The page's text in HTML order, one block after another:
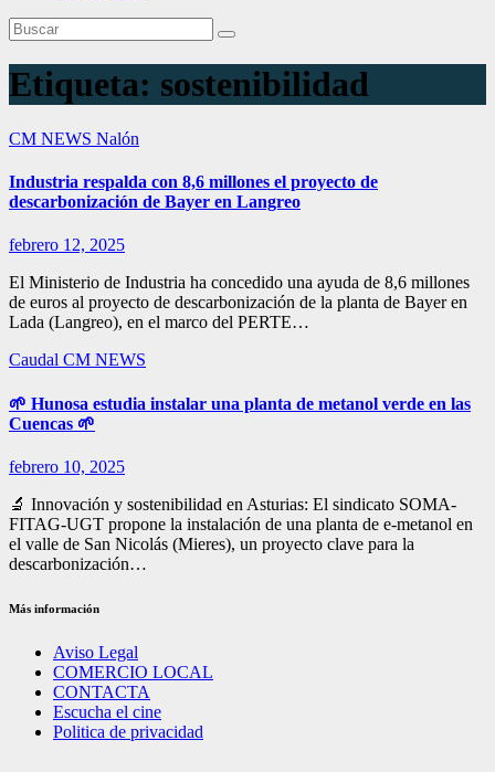
Etiqueta: sostenibilidad
CM NEWS Nalón
Industria respalda con 8,6 millones el proyecto de
descarbonización de Bayer en Langreo
febrero 12, 2025
El Ministerio de Industria ha concedido una ayuda de 8,6 millones
de euros al proyecto de descarbonización de la planta de Bayer en
Lada (Langreo), en el marco del PERTE…
Caudal CM NEWS
🌱 Hunosa estudia instalar una planta de metanol verde en las
Cuencas 🌱
febrero 10, 2025
🔬 Innovación y sostenibilidad en Asturias: El sindicato SOMA-
FITAG-UGT propone la instalación de una planta de e-metanol en
el valle de San Nicolás (Mieres), un proyecto clave para la
descarbonización…
Más información
Aviso Legal
COMERCIO LOCAL
CONTACTA
Escucha el cine
Politica de privacidad